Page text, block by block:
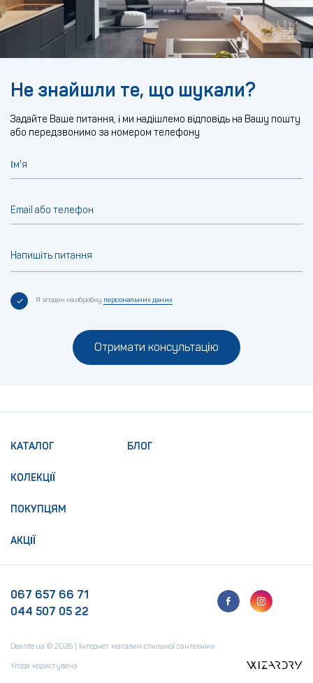
Не знайшли те, що шукали?
Задайте Ваше питання, і ми надішлемо відповідь на Вашу пошту
або передзвонимо за номером телефону
Ім'я
Email або телефон
Напишіть питання
Я згоден на обробку персональних даних
Отримати консультацію
КАТАЛОГ
КОЛЕКЦІЇ
ПОКУПЦЯМ
АКЦІЇ
БЛОГ
067 657 66 71
044 507 05 22
Deante.ua © 2026 | Інтернет магазин стильної сантехніки
Угода користувача